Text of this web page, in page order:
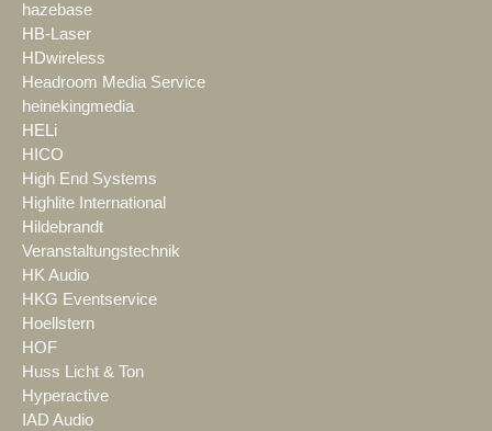
hazebase
HB-Laser
HDwireless
Headroom Media Service
heinekingmedia
HELi
HICO
High End Systems
Highlite International
Hildebrandt
Veranstaltungstechnik
HK Audio
HKG Eventservice
Hoellstern
HOF
Huss Licht & Ton
Hyperactive
IAD Audio